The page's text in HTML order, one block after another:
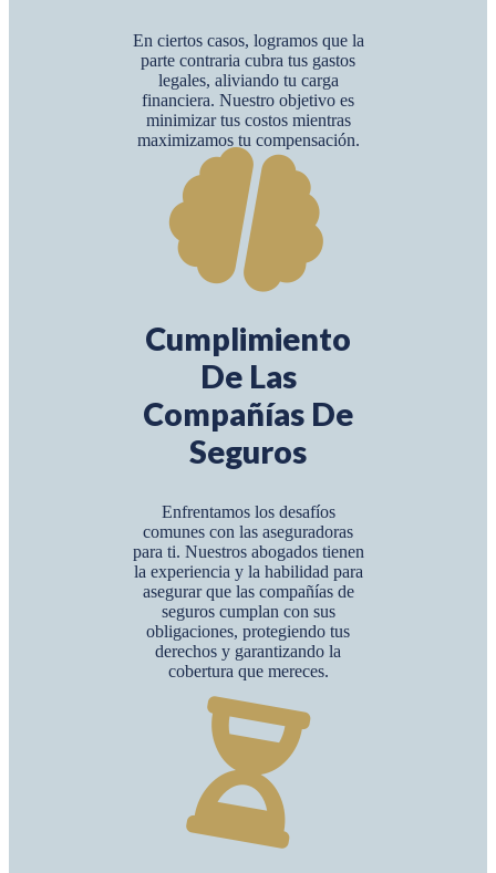
En ciertos casos, logramos que la
parte contraria cubra tus gastos
legales, aliviando tu carga
financiera. Nuestro objetivo es
minimizar tus costos mientras
maximizamos tu compensación.
Cumplimiento
De Las
Compañías De
Seguros
Enfrentamos los desafíos
comunes con las aseguradoras
para ti. Nuestros abogados tienen
la experiencia y la habilidad para
asegurar que las compañías de
seguros cumplan con sus
obligaciones, protegiendo tus
derechos y garantizando la
cobertura que mereces.